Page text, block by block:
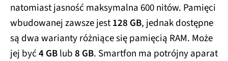
natomiast jasność maksymalna 600 nitów. Pamięci
wbudowanej zawsze jest128 GB, jednak dostępne
są dwa warianty różniące się pamięcią RAM. Może
jej być4 GBlub8 GB. Smartfon ma potrójny aparat